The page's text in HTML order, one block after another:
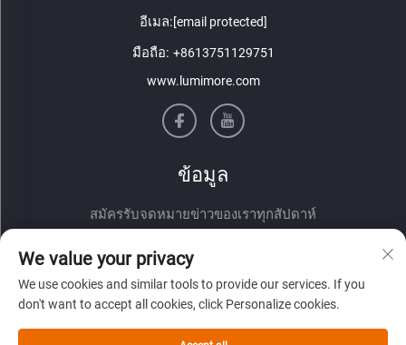
อีเมล:[email protected]
มือถือ: +8613751129751
www.lumimore.com
ข้อมูล
สมัครรับจดหมายข่าวของเราทุกสัปดาห์
We value your privacy
We use cookies and similar tools to provide our services. If you
don't want to accept all cookies, click Personalize cookies.